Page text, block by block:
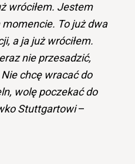
wróciłem. Jestem
To już dwa
a ja już wróciłem.
nie przesadzić,
chcę wracać do
wolę poczekać do
Stuttgartowi–